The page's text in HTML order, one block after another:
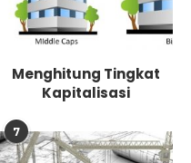
Menghitung Tingkat
Kapitalisasi
7